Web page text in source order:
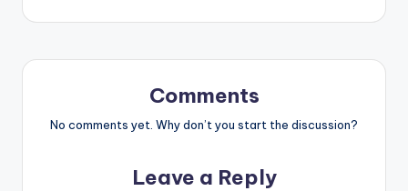
Comments
No comments yet. Why don’t you start the discussion?
Leave a Reply